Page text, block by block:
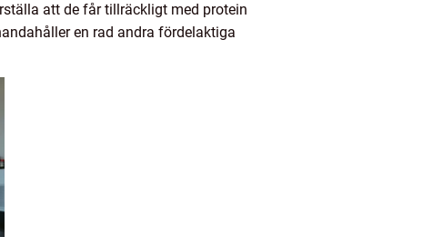
att de får tillräckligt med protein
en rad andra fördelaktiga